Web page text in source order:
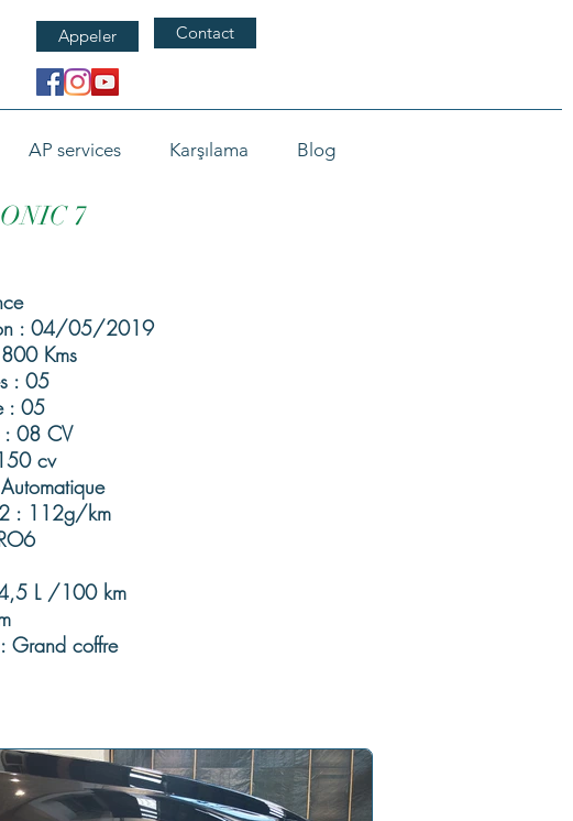
Appeler Contact
AP services Karşılama Blog
7
: 04/05/2019
Kms
: 05
: 05
: 08 CV
cv
: 112g/km
L /100 km
Grand coffre